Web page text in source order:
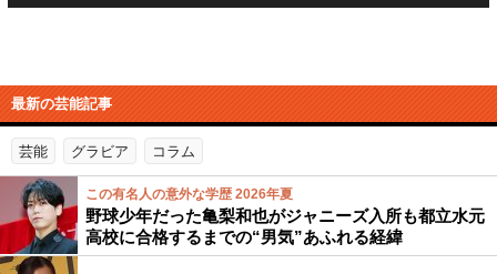
最新の芸能記事
芸能 グラビア コラム
この有名人の意外な学歴 2026年夏
野球少年だった亀梨和也がジャニーズ入所も都立水元
高校に合格するまでの“男気”あふれる経緯